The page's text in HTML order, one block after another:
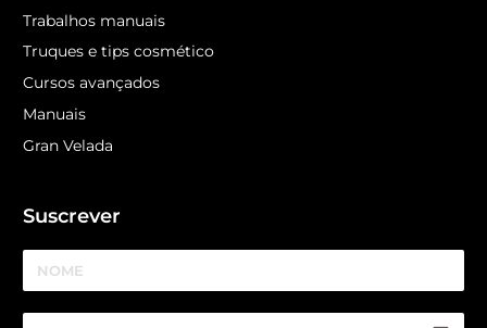
Trabalhos manuais
Truques e tips cosmético
Cursos avançados
Manuais
Gran Velada
Suscrever